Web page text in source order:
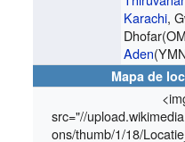
Karachi,
Aden
Mapa de
src="//
ons/thumb/1/18/